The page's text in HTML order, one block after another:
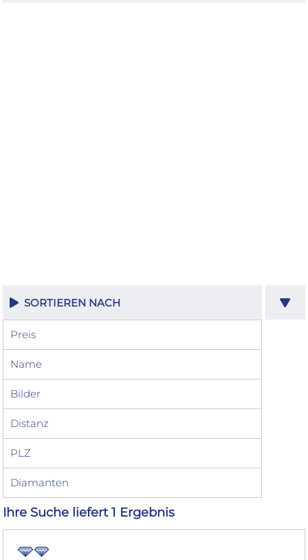
SORTIEREN NACH
Preis
Name
Bilder
Distanz
PLZ
Diamanten
Ihre Suche liefert 1 Ergebnis